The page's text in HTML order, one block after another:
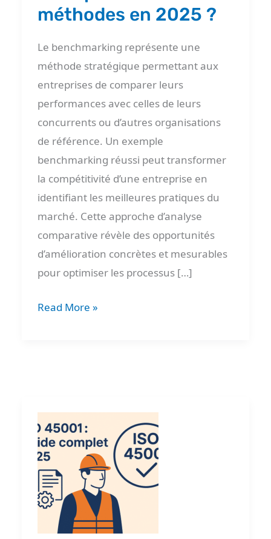
méthodes en 2025 ?
Le benchmarking représente une
méthode stratégique permettant aux
entreprises de comparer leurs
performances avec celles de leurs
concurrents ou d’autres organisations
de référence. Un exemple
benchmarking réussi peut transformer
la compétitivité d’une entreprise en
identifiant les meilleures pratiques du
marché. Cette approche d’analyse
comparative révèle des opportunités
d’amélioration concrètes et mesurables
pour optimiser les processus […]
Read More »
ISO
45001
:
Guide
complet
pour
la